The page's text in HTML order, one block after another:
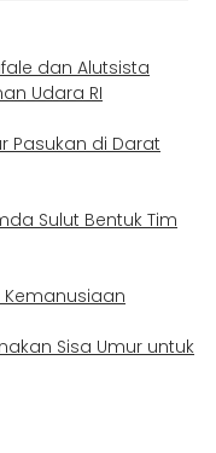
dan Alutsista
Udara RI
Pasukan di Darat
Sulut Bentuk Tim
Kemanusiaan
Sisa Umur untuk